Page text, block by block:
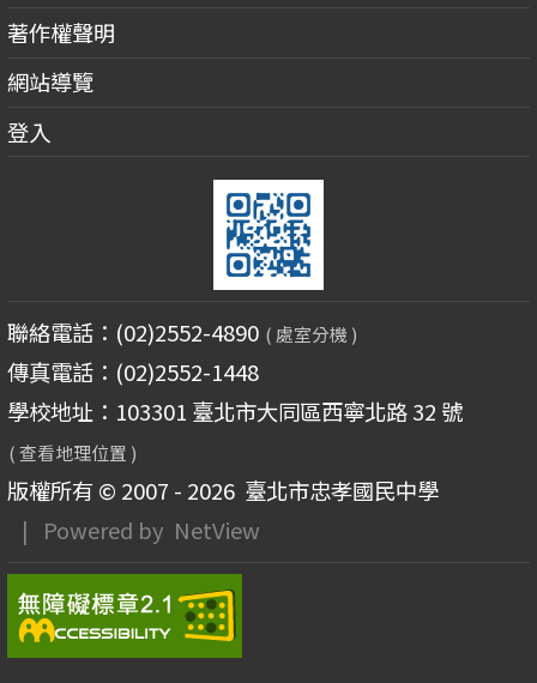
著作權聲明
網站導覽
登入
聯絡電話：(02)2552-4890 ( 處室分機 )
傳真電話：(02)2552-1448
學校地址：103301 臺北市大同區西寧北路 32 號
( 查看地理位置 )
版權所有 © 2007 - 2026臺北市忠孝國民中學
| Powered by NetView